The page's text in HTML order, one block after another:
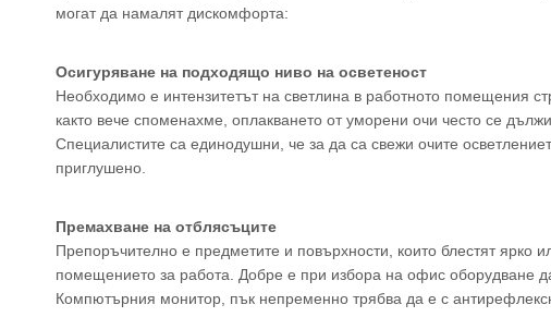
могат да намалят дискомфорта:
Осигуряване на подходящо ниво на осветеност
Необходимо е интензитетът на светлина в работното помещения
както вече споменахме, оплакването от уморени очи често се
Специалистите са единодушни, че за да са свежи очите
приглушено.
Премахване на отблясъците
Препоръчително е предметите и повърхности, които блестят ярко
помещението за работа. Добре е при избора на офис оборудване
Компютърния монитор, пък непременно трябва да е с